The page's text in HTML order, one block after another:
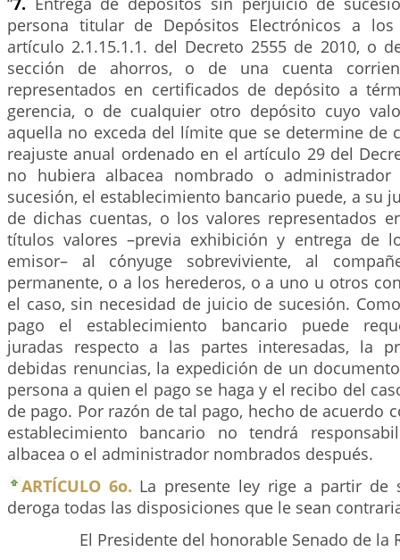
persona titular de Depósitos Electrónicos a
artículo 2.1.15.1.1. del Decreto 2555 de 2010, o
sección de ahorros, o de una cuenta
representados en certificados de depósito a
gerencia, o de cualquier otro depósito cuyo
aquella no exceda del límite que se determine de
reajuste anual ordenado en el artículo 29 del
no hubiera albacea nombrado o
sucesión, el establecimiento bancario puede, a su
de dichas cuentas, o los valores representados
títulos valores –previa exhibición y entrega de
emisor– al cónyuge sobreviviente, al
permanente, o a los herederos, o a uno u otros
el caso, sin necesidad de juicio de sucesión.
pago el establecimiento bancario puede
juradas respecto a las partes interesadas, la
debidas renuncias, la expedición de un
persona a quien el pago se haga y el recibo del
de pago. Por razón de tal pago, hecho de acuerdo
establecimiento bancario no tendrá
albacea o el administrador nombrados después.
ARTÍCULO 6o. La presente ley rige a partir de
deroga todas las disposiciones que le sean
El Presidente del honorable Senado de la